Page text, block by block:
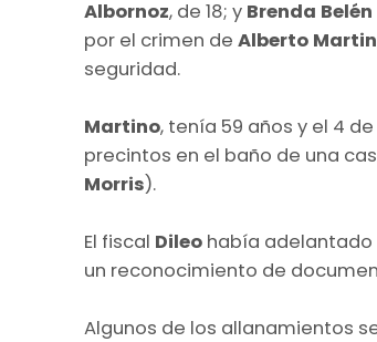
Albornoz, de 18; y Brenda
por el crimen de Alberto
seguridad.
Martino, tenía 59 años y el 4
precintos en el baño de una
Morris).
El fiscal Dileo había
un reconocimiento de
Algunos de los allanamientos